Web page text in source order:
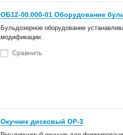
ОБ12-00.000-01 Оборудование
Бульдозерное оборудование
модификации.
Сравнить
Окучник дисковый ОР-3